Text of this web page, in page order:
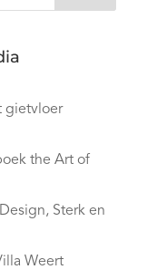
gietvloer
the Art of
Sterk en
Weert